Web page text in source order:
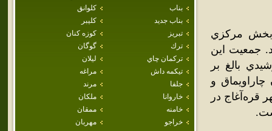
بناب
كلوانق
بناب جديد
كليبر
تبريز
كوزه كنان
ترك
گوگان
تركمان چاي
ليلان
تيكمه داش
مراغه
جلفا
مرند
خاروانا
ملكان
خامنه
ممقان
خراجو
مهربان
بخش مرکزي
جمعيت اين
نفوس و مسکن سال 1385 خورشيدي بالغ بر
و
قره‌آغاج در